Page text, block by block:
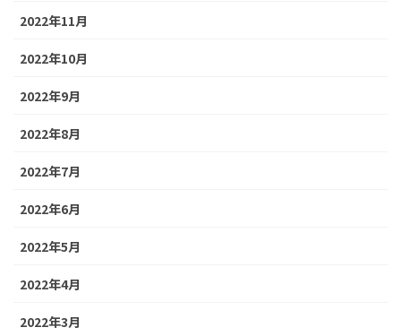
2022年11月
2022年10月
2022年9月
2022年8月
2022年7月
2022年6月
2022年5月
2022年4月
2022年3月